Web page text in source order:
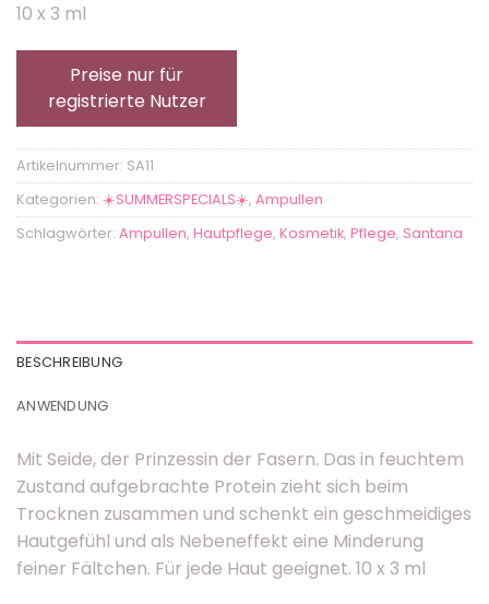
10 x 3 ml
Preise nur für
registrierte Nutzer
Artikelnummer: SA11
Kategorien: ☀️SUMMERSPECIALS☀️, Ampullen
Schlagwörter: Ampullen, Hautpflege, Kosmetik, Pflege, Santana
BESCHREIBUNG
ANWENDUNG
Mit Seide, der Prinzessin der Fasern. Das in feuchtem
Zustand aufgebrachte Protein zieht sich beim
Trocknen zusammen und schenkt ein geschmeidiges
Hautgefühl und als Nebeneffekt eine Minderung
feiner Fältchen. Für jede Haut geeignet. 10 x 3 ml